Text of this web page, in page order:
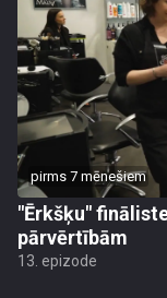
pirms 7 mēnešiem
"Ērkšķu"
pārvērtībām
13. epizode